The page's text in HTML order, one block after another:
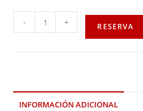
- + RESERVA
INFORMACIÓN ADICIONAL